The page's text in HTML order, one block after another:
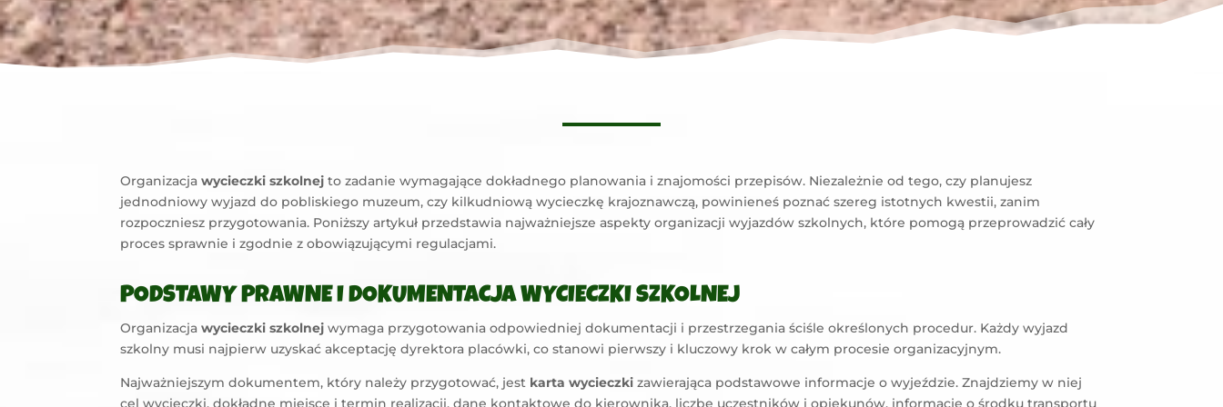
Organizacja wycieczki szkolnej to zadanie wymagające dokładnego planowania i znajomości przepisów. Niezależnie od tego, czy planujesz
jednodniowy wyjazd do pobliskiego muzeum, czy kilkudniową wycieczkę krajoznawczą, powinieneś poznać szereg istotnych kwestii, zanim
rozpoczniesz przygotowania. Poniższy artykuł przedstawia najważniejsze aspekty organizacji wyjazdów szkolnych, które pomogą przeprowadzić cały
proces sprawnie i zgodnie z obowiązującymi regulacjami.
PODSTAWY PRAWNE I DOKUMENTACJA WYCIECZKI SZKOLNEJ
Organizacja wycieczki szkolnej wymaga przygotowania odpowiedniej dokumentacji i przestrzegania ściśle określonych procedur. Każdy wyjazd
szkolny musi najpierw uzyskać akceptację dyrektora placówki, co stanowi pierwszy i kluczowy krok w całym procesie organizacyjnym.
Najważniejszym dokumentem, który należy przygotować, jest karta wycieczki zawierająca podstawowe informacje o wyjeździe. Znajdziemy w niej
cel wycieczki, dokładne miejsce i termin realizacji, dane kontaktowe do kierownika, liczbę uczestników i opiekunów, informacje o środku transportu